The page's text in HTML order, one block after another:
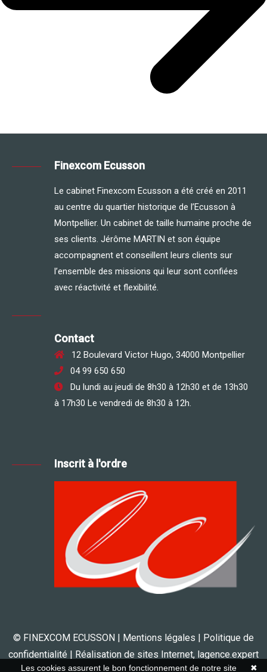
Finexcom Ecusson
Le cabinet Finexcom Ecusson a été créé en 2011
au centre du quartier historique de l’Ecusson à
Montpellier. Un cabinet de taille humaine proche de
ses clients. Jérôme MARTIN et son équipe
accompagnent et conseillent leurs clients sur
l’ensemble des missions qui leur sont confiées
avec réactivité et flexibilité.
Contact
12 Boulevard Victor Hugo, 34000 Montpellier
04 99 650 650
Du lundi au jeudi de 8h30 à 12h30 et de 13h30
à 17h30 Le vendredi de 8h30 à 12h.
Inscrit à l'ordre
© FINEXCOM ECUSSON | Mentions légales
Politique de
confidentialité | Réalisation de sites Internet, lagence.expert
✖
Les cookies assurent le bon fonctionnement de notre site